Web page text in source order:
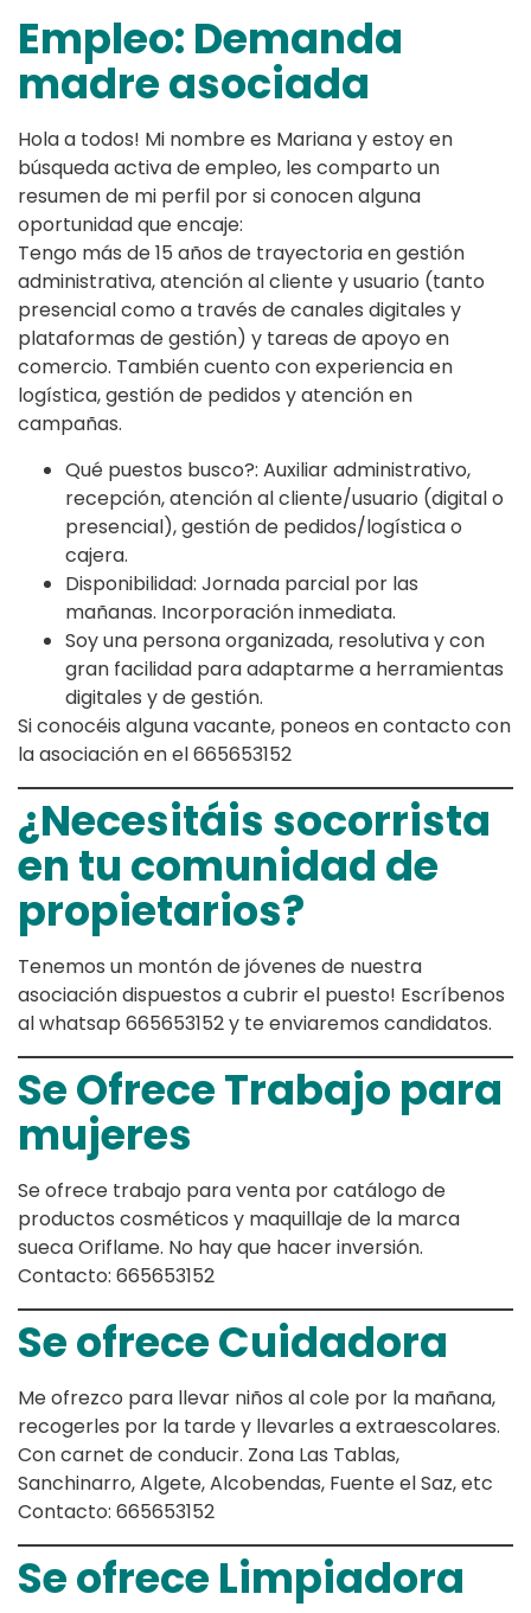
Empleo: Demanda
madre asociada
Hola a todos! Mi nombre es Mariana y estoy en
búsqueda activa de empleo, les comparto un
resumen de mi perfil por si conocen alguna
oportunidad que encaje:
​Tengo más de 15 años de trayectoria en gestión
administrativa, atención al cliente y usuario (tanto
presencial como a través de canales digitales y
plataformas de gestión) y tareas de apoyo en
comercio. También cuento con experiencia en
logística, gestión de pedidos y atención en
campañas.
​Qué puestos busco?: Auxiliar administrativo,
recepción, atención al cliente/usuario (digital o
presencial), gestión de pedidos/logística o
cajera.
Disponibilidad: Jornada parcial por las
mañanas. Incorporación inmediata.
​Soy una persona organizada, resolutiva y con
gran facilidad para adaptarme a herramientas
digitales y de gestión.
Si conocéis alguna vacante, poneos en contacto con
la asociación en el 665653152
¿Necesitáis socorrista
en tu comunidad de
propietarios?
Tenemos un montón de jóvenes de nuestra
asociación dispuestos a cubrir el puesto! Escríbenos
al whatsap 665653152 y te enviaremos candidatos.
Se Ofrece Trabajo para
mujeres
Se ofrece trabajo para venta por catálogo de
productos cosméticos y maquillaje de la marca
sueca Oriflame. No hay que hacer inversión.
Contacto: 665653152
Se ofrece Cuidadora
Me ofrezco para llevar niños al cole por la mañana,
recogerles por la tarde y llevarles a extraescolares.
Con carnet de conducir. Zona Las Tablas,
Sanchinarro, Algete, Alcobendas, Fuente el Saz, etc
Contacto: 665653152
Se ofrece Limpiadora